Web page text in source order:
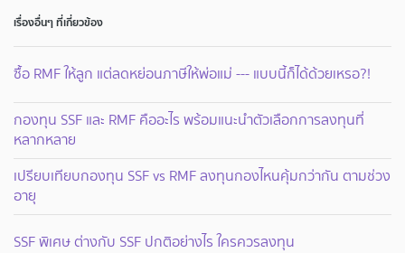
เรื่องอื่นๆ ที่เกี่ยวข้อง
ซื้อ RMF ให้ลูก แต่ลดหย่อนภาษีให้พ่อแม่ --- แบบนี้ก็ได้ด้วยเหรอ?!
กองทุน SSF และ RMF คืออะไร พร้อมแนะนำตัวเลือกการลงทุนที่
หลากหลาย
เปรียบเทียบกองทุน SSF vs RMF ลงทุนกองไหนคุ้มกว่ากัน ตามช่วง
อายุ
SSF พิเศษ ต่างกับ SSF ปกติอย่างไร ใครควรลงทุน